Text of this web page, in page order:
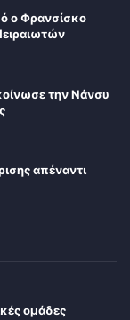
ο Φρανσίσκο
την Νάνσυ
απέναντι
ομάδες